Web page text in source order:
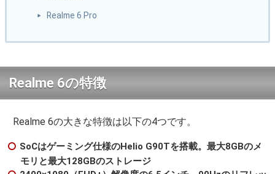
Realme 6 Pro
Realme 6の特徴
Realme 6の大きな特徴は以下の4つです。
SoCはゲーミング仕様のHelio G90Tを搭載。最大8GBのメ
モリと最大128GBのストレージ